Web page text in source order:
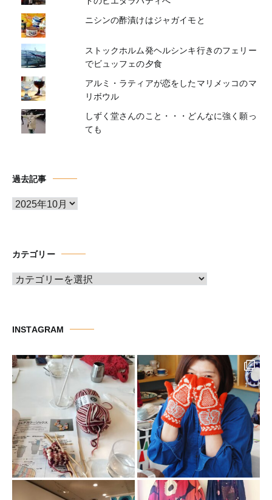
ニシンの酢漬けはジャガイモと
ストックホルム発ヘルシンキ行きのフェリー
でビュッフェの夕食
アルミ・ラティアが恋をしたマリメッコのマ
リボウル
しずく堂さんのこと・・・どんなに強く願っ
ても
過去記事
ア
ブ
カテゴリー
カ
ー
INSTAGRAM